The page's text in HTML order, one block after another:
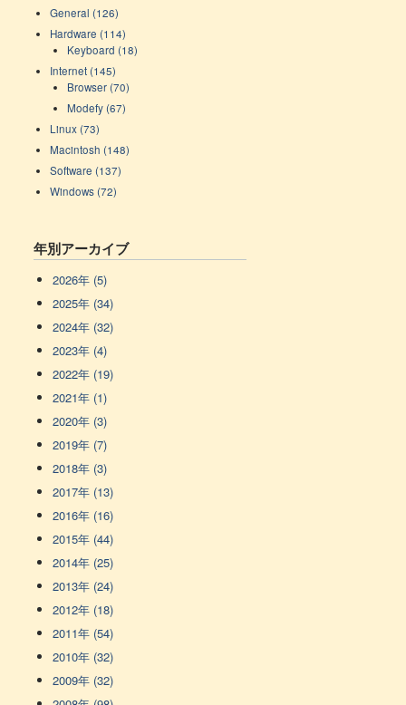
General (126)
Hardware (114)
Keyboard (18)
Internet (145)
Browser (70)
Modefy (67)
Linux (73)
Macintosh (148)
Software (137)
Windows (72)
年別アーカイブ
2026年 (5)
2025年 (34)
2024年 (32)
2023年 (4)
2022年 (19)
2021年 (1)
2020年 (3)
2019年 (7)
2018年 (3)
2017年 (13)
2016年 (16)
2015年 (44)
2014年 (25)
2013年 (24)
2012年 (18)
2011年 (54)
2010年 (32)
2009年 (32)